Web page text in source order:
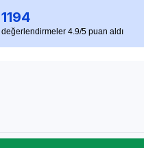
1194
değerlendirmeler 4.9/5 puan aldı